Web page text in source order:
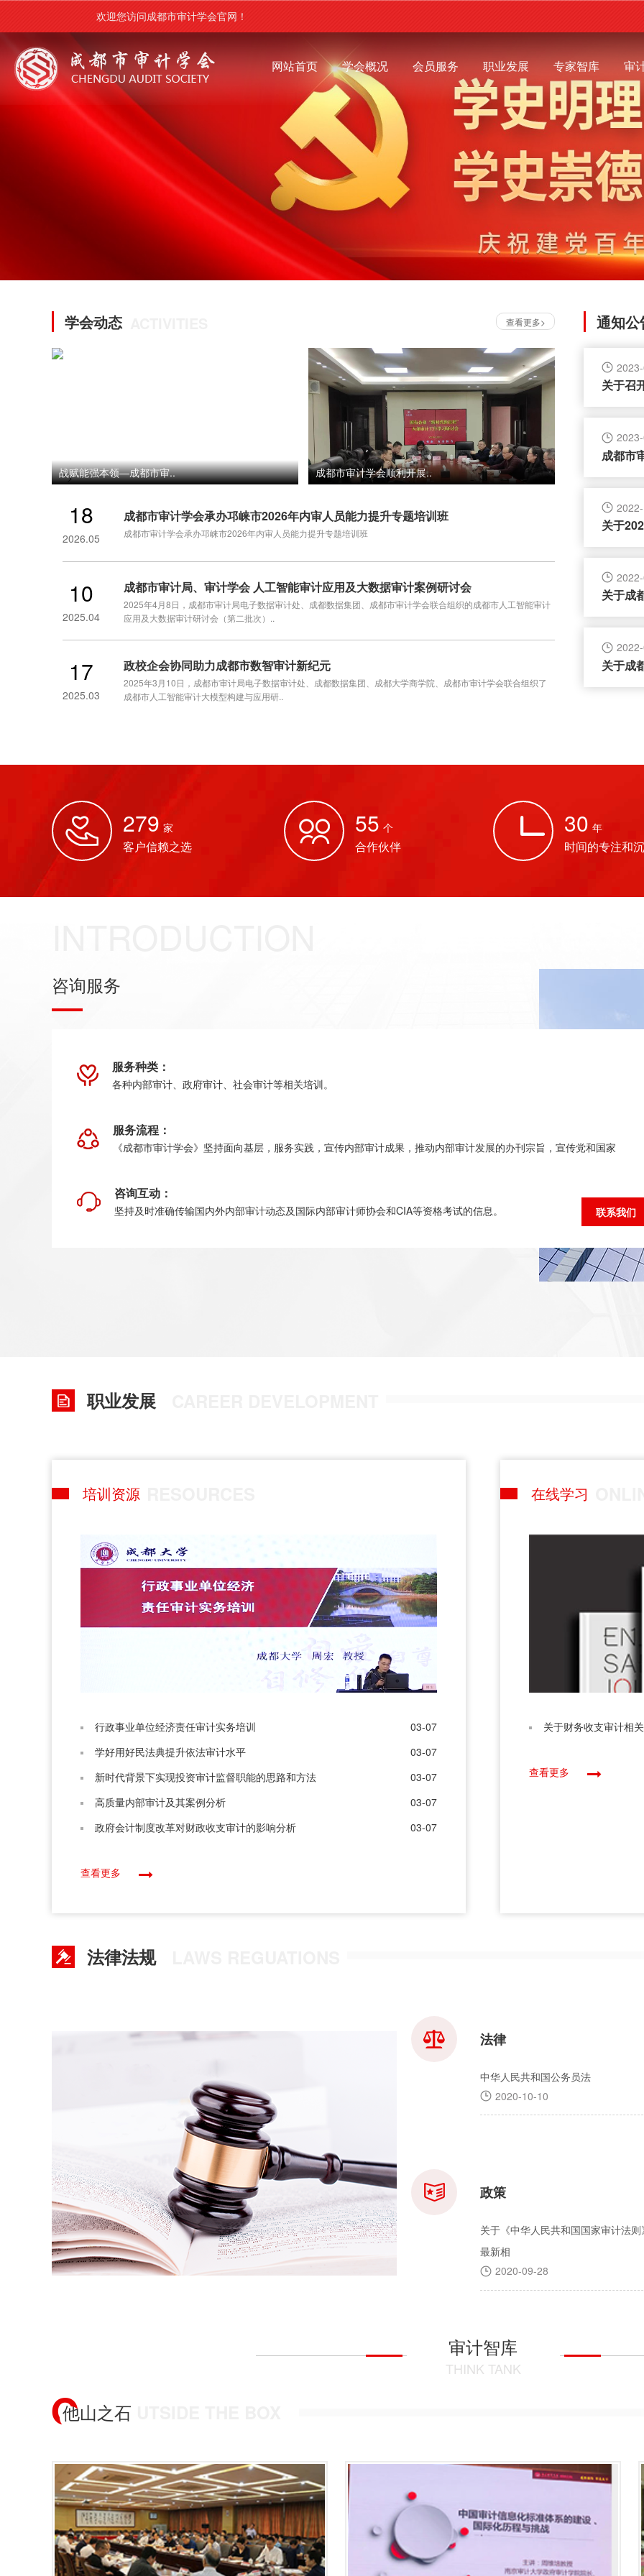
欢迎您访问成都市审计学会官网！
网站首页 学会概况 会员服务 职业发展 专家智库 审
学会动态 查看更多>
">
战赋能强本领—成都市审.. 成都市审计学会顺利开展..
18
2026.05
成都市审计学会承办邛崃市2026年内审人员能力提升专题培训班
成都市审计学会承办邛崃市2026年内审人员能力提升专题培训班
10
2025.04
成都市审计局、审计学会 人工智能审计应用及大数据审计案例研讨会
2025年4月8日，成都市审计局电子数据审计处、成都数据集团、成都市审计学会联合组织的成都市人工智能审计
应用及大数据审计研讨会（第二批次）..
17
2025.03
政校企会协同助力成都市数智审计新纪元
2025年3月10日，成都市审计局电子数据审计处、成都数据集团、成都大学商学院、成都市审计学会联合组织了
成都市人工智能审计大模型构建与应用研..
通知公
关于召
成都市
关于
关于成
关于成
279 家
客户信赖之选
55 个
合作伙伴
30 年
时间的专注和
咨询服务
服务种类：
各种内部审计、政府审计、社会审计等相关培训。
服务流程：
《成都市审计学会》坚持面向基层，服务实践，宣传内部审计成果，推动内部审计发展的办刊宗旨，宣传党和国家
咨询互动：
坚持及时准确传输国内外内部审计动态及国际内部审计师协会和CIA等资格考试的信息。 联系我们
职业发展
培训资源
行政事业单位经济责任审计实务培训
03-07
学好用好民法典提升依法审计水平
03-07
新时代背景下实现投资审计监督职能的思路和方法
03-07
高质量内部审计及其案例分析
03-07
政府会计制度改革对财政收支审计的影响分析
03-07
查看更多
在线学习
关于财务收支审计相
查看更多
法律法规
法律
中华人民共和国公务员法
2020-10-10
政策
关于《中华人民共和国国家审计法则
最新相
2020-09-28
审计智库
THINK TANK
他山之石